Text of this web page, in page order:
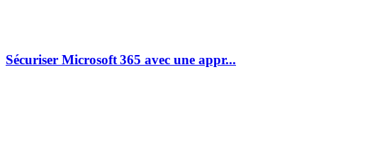
Sécuriser Microsoft 365 avec une appr...